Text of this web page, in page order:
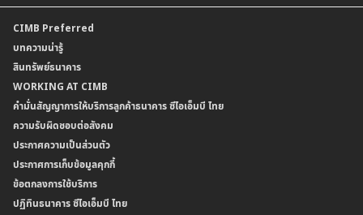
อัตราดอกเบี้ยเงินกู้
กำหนดระยะเวลาการขายหรือฝากเงินได้ที่เป็นเงินตราต่างประเทศ
ค่าธรรมเนียม
อัตราค่าธรรมเนียมการฝากถอนบัญชีเงินฝากเงินตราต่างประเทศ
ข้อกำหนดบัญชีเงินฝาก
เงื่อนไขและค่าธรรมเนียมที่เกี่ยวกับการให้บริการบัญชีเงินฝากเงินตราต่างประเทศ
บริการฝากเงินเข้าบัญชีธนาคาร ซีไอเอ็มบี ไทย ที่ตู้บุญเติม
บริการแจ้งเตือนผ่าน SMS
พร้อมเพย์
บริการเปิดบัญชีด้วยการยืนยันตัวตนรูปแบบดิจิทัล (NDID)
การขอและรับส่งข้อมูลรายการเคลื่อนไหวบัญชีเงินฝาก ในรูปแบบข้อมูลดิจิทัลระหว่าง
ธนาคาร (dStatement)
บริการยืนยันตัวตนรูปแบบดิจิทัล (NDID) เพื่อทำธรุกรรมออนไลน์กับกรมสรรพากร
สาขาธนาคาร
ข้อมูลคุณภาพการให้บริการ
คำมั่นสัญญาการให้บริการลูกค้าธนาคาร ซีไอเอ็มบี ไทย
Form Download Center
CIMB Preferred
บทความน่ารู้
สินทรัพย์ธนาคาร
WORKING AT CIMB
คำมั่นสัญญาการให้บริการลูกค้าธนาคาร ซีไอเอ็มบี ไทย
ความรับผิดชอบต่อสังคม
ประกาศความเป็นส่วนตัว
ประกาศการเก็บข้อมูลคุกกี้
ข้อตกลงการใช้บริการ
ปฏิทินธนาคาร ซีไอเอ็มบี ไทย